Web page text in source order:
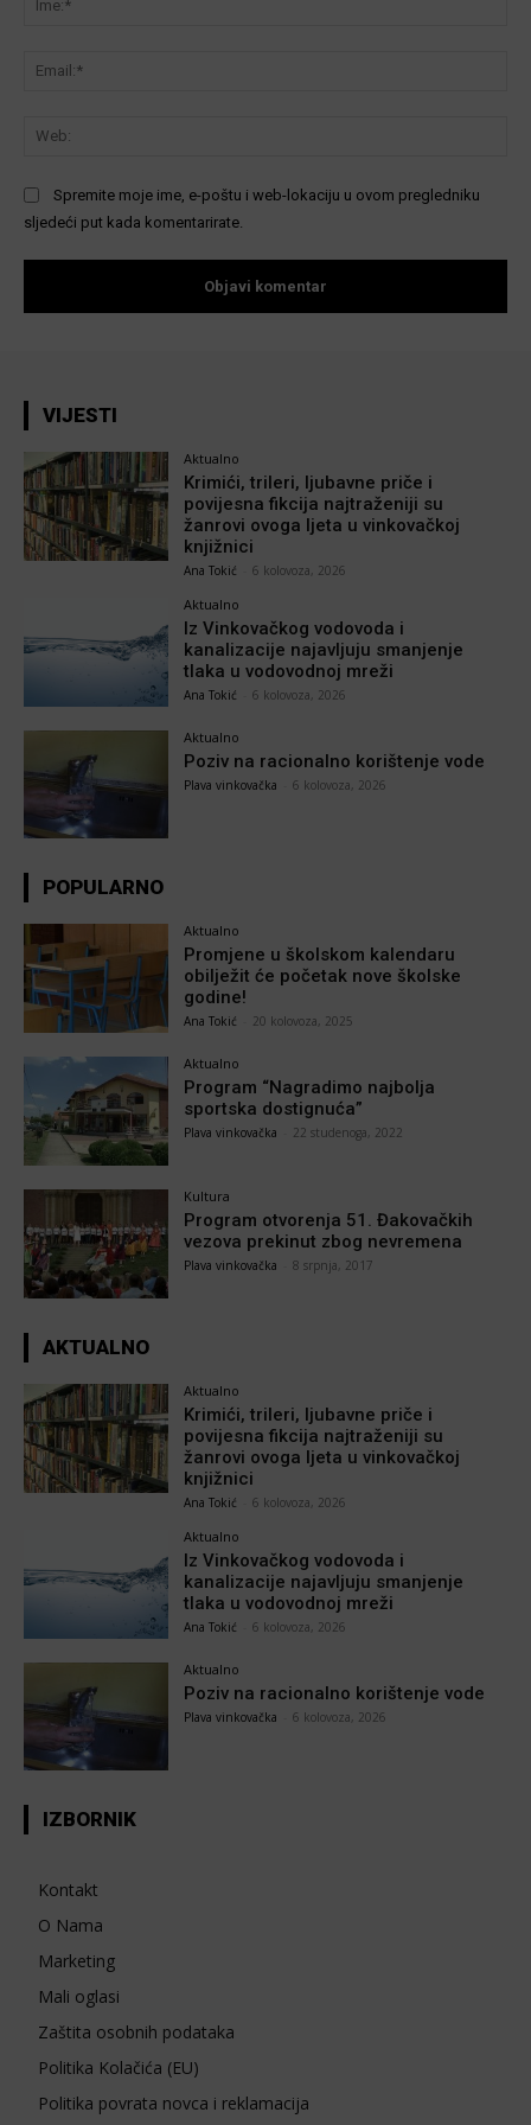
Spremite moje ime, e-poštu i web-lokaciju u ovom pregledniku
sljedeći put kada komentarirate.
VIJESTI
Aktualno
Krimići, trileri, ljubavne priče i
povijesna fikcija najtraženiji su
žanrovi ovoga ljeta u vinkovačkoj
knjižnici
Ana Tokić 6 kolovoza, 2026
Aktualno
Iz Vinkovačkog vodovoda i
kanalizacije najavljuju smanjenje
tlaka u vodovodnoj mreži
Ana Tokić 6 kolovoza, 2026
Aktualno
Poziv na racionalno korištenje vode
Plava vinkovačka 6 kolovoza, 2026
POPULARNO
Aktualno
Promjene u školskom kalendaru
obilježit će početak nove školske
godine!
Ana Tokić 20 kolovoza, 2025
Aktualno
Program “Nagradimo najbolja
sportska dostignuća”
Plava vinkovačka 22 studenoga, 2022
Kultura
Program otvorenja 51. Đakovačkih
vezova prekinut zbog nevremena
Plava vinkovačka 8 srpnja, 2017
AKTUALNO
Aktualno
Krimići, trileri, ljubavne priče i
povijesna fikcija najtraženiji su
žanrovi ovoga ljeta u vinkovačkoj
knjižnici
Ana Tokić 6 kolovoza, 2026
Aktualno
Iz Vinkovačkog vodovoda i
kanalizacije najavljuju smanjenje
tlaka u vodovodnoj mreži
Ana Tokić 6 kolovoza, 2026
Aktualno
Poziv na racionalno korištenje vode
Plava vinkovačka 6 kolovoza, 2026
IZBORNIK
Kontakt
O Nama
Marketing
Mali oglasi
Zaštita osobnih podataka
Politika Kolačića (EU)
Politika povrata novca i reklamacija